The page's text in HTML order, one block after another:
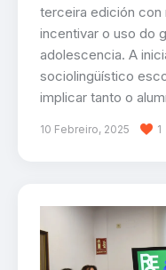
terceira edición con
incentivar o uso do
adolescencia. A
sociolingüístico
implicar tanto o
10 Febreiro, 2025 1